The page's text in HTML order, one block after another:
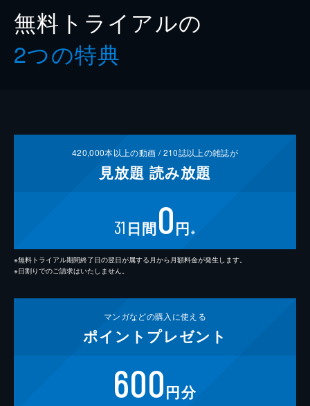
無料トライアルの
2つの特典
420,000本以上の動画 /210誌以上の雑誌が
見放題 読み放題
31 日間0円 ※
※無料トライアル期間終了日の翌日が属する月から月額料金が発生します。
※日割りでのご請求はいたしません。
マンガなどの購入に使える
ポイント プレゼント
600円分